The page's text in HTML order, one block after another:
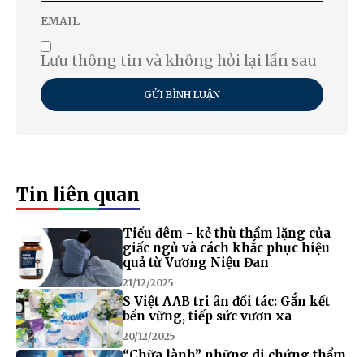
Lưu thông tin và không hỏi lại lần sau
GỬI BÌNH LUẬN
Tin liên quan
Tiểu đêm - kẻ thù thầm lặng của
giấc ngủ và cách khắc phục hiệu
quả từ Vương Niệu Đan
21/12/2025
S Việt AAB tri ân đối tác: Gắn kết
bền vững, tiếp sức vươn xa
20/12/2025